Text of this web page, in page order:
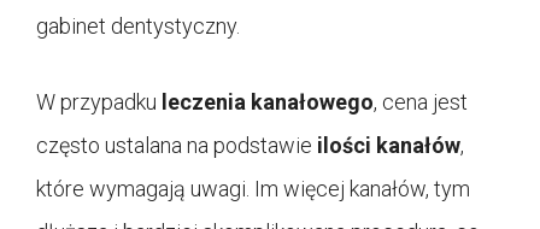
gabinet dentystyczny.
W przypadku leczenia kanałowego, cena jest
często ustalana na podstawie ilości kanałów,
które wymagają uwagi. Im więcej kanałów, tym